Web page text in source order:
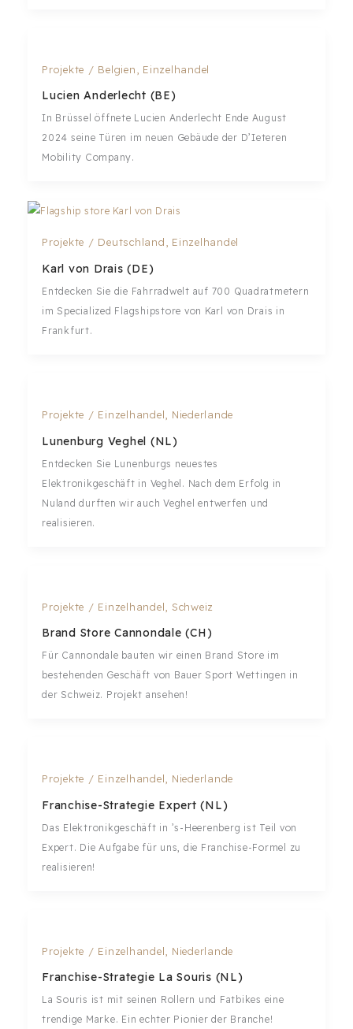
Projekte / Belgien Einzelhandel
Lucien Anderlecht (BE)
In Brüssel öffnete Lucien Anderlecht Ende August
2024 seine Türen im neuen Gebäude der D’Ieteren
Mobility Company.
Projekte / Deutschland, Einzelhandel
Karl von Drais (DE)
Entdecken Sie die Fahrradwelt auf 700 Quadratmetern
im Specialized Flagshipstore von Karl von Drais in
Frankfurt.
Projekte / Einzelhandel Niederlande
Lunenburg Veghel (NL)
Entdecken Sie Lunenburgs neuestes
Elektronikgeschäft in Veghel. Nach dem Erfolg in
Nuland durften wir auch Veghel entwerfen und
realisieren.
Projekte / Einzelhandel Schweiz
Brand Store Cannondale (CH)
Für Cannondale bauten wir einen Brand Store im
bestehenden Geschäft von Bauer Sport Wettingen in
der Schweiz. Projekt ansehen!
Projekte / Einzelhandel, Niederlande
Franchise-Strategie Expert (NL)
Das Elektronikgeschäft in ’s-Heerenberg ist Teil von
Expert. Die Aufgabe für uns, die Franchise-Formel zu
realisieren!
Projekte / Einzelhandel Niederlande
Franchise-Strategie La Souris (NL)
La Souris ist mit seinen Rollern und Fatbikes eine
trendige Marke. Ein echter Pionier der Branche!